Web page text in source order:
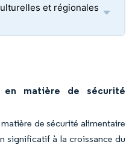
et régionales
en matière de sécurité
de sécurité alimentaire
significatif à la croissance du